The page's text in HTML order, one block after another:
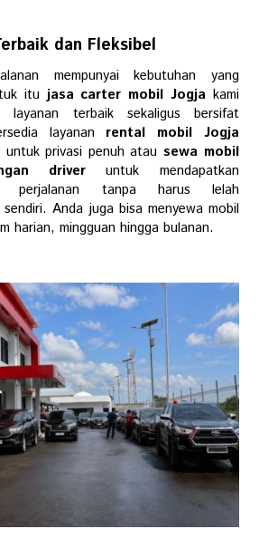
dan Fleksibel
mempunyai kebutuhan yang
itujasa carter mobil Jogja kami
layanan terbaik sekaligus bersifat
layanan rental mobil Jogja
untuk privasi penuh atausewa mobil
driver untuk mendapatkan
perjalanan tanpa harus lelah
sendiri. Anda juga bisa menyewa mobil
harian, mingguan hingga bulanan.